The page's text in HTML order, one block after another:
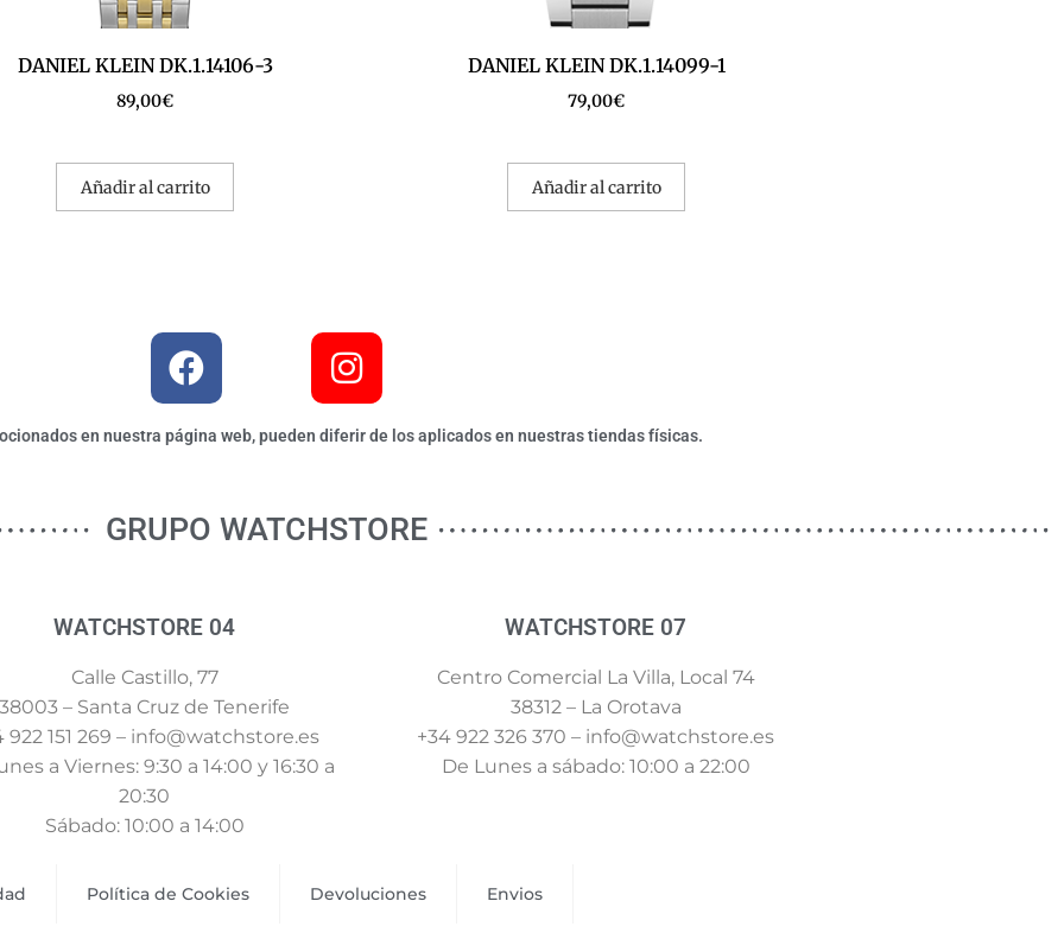
DANIEL KLEIN DK.1.14106-3
89,00€
Añadir al carrito
DANIEL KLEIN DK.1.14099-1
79,00€
Añadir al carrito
en nuestra página web, pueden diferir de los aplicados en nuestras tiendas físicas.
GRUPO WATCHSTORE
WATCHSTORE 04
Calle Castillo, 77
38003 – Santa Cruz de Tenerife
922 151 269 – info@watchstore.es
a Viernes: 9:30 a 14:00 y 16:30 a
20:30
Sábado: 10:00 a 14:00
WATCHSTORE 07
Centro Comercial La Villa, Local 74
38312 – La Orotava
+34 922 326 370 – info@watchstore.es
De Lunes a sábado: 10:00 a 22:00
Política de Cookies Devoluciones Envios